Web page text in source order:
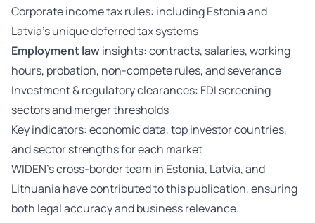
Corporate income tax rules: including Estonia and
Latvia’s unique deferred tax systems
Employment lawinsights: contracts, salaries, working
hours, probation, non-compete rules, and severance
Investment & regulatory clearances: FDI screening
sectors and merger thresholds
Key indicators: economic data, top investor countries,
and sector strengths for each market
WIDEN’s cross-border team in Estonia, Latvia, and
Lithuania have contributed to this publication, ensuring
both legal accuracy and business relevance.